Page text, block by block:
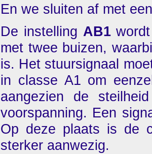
En we sluiten af met
De instelling AB1wordt
met twee buizen,
is. Het stuursignaal
in classe A1 om
aangezien de
voorspanning. Een
Op deze plaats is de
sterker aanwezig.